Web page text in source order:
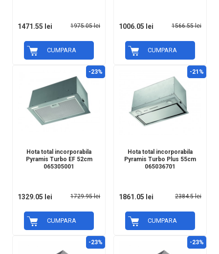
1975.05 lei
1471.55 lei
CUMPARA
1566.55 lei
1006.05 lei
CUMPARA
-23%
Hota total incorporabila
Pyramis Turbo EF 52cm
065305001
1729.95 lei
1329.05 lei
CUMPARA
-21%
Hota total incorporabila
Pyramis Turbo Plus 55cm
065036701
2384.5 lei
1861.05 lei
CUMPARA
-23% -23%